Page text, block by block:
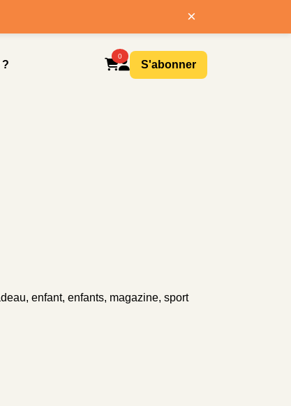
×
0
S'abonner
, enfant, enfants, magazine, sport